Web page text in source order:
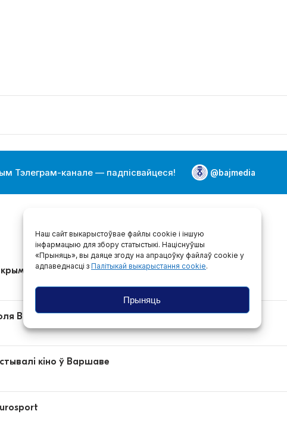
Наш сайт выкарыстоўвае файлы cookie і іншую
інфармацыю для збору статыстыкі. Націснуўшы
«Прыняць», вы даяце згоду на апрацоўку файлаў cookie у
адпаведнасці з Палітыкай выкарыстання cookie.
Прыняць
Тэлеграм-канале — падпісвайцеся! @bajmedia
справу
Вайцяхоўскага абвясцілі тэрарыстам
кіно ў Варшаве